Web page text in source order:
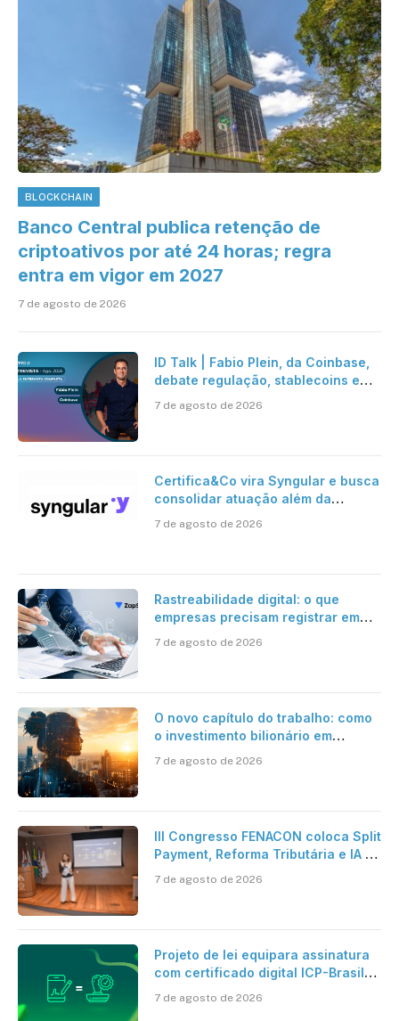
BLOCKCHAIN
Banco Central publica retenção de
criptoativos por até 24 horas; regra
entra em vigor em 2027
7 de agosto de 2026
ID Talk | Fabio Plein, da Coinbase,
debate regulação, stablecoins e
7 de agosto de 2026
Certifica&Co vira Syngular e busca
consolidar atuação além da
7 de agosto de 2026
Rastreabilidade digital: o que
empresas precisam registrar em
7 de agosto de 2026
O novo capítulo do trabalho: como
o investimento bilionário em
verdadeira era da inteligência
7 de agosto de 2026
III Congresso FENACON coloca Split
Payment, Reforma Tributária e IA no
7 de agosto de 2026
Projeto de lei equipara assinatura
com certificado digital ICP-Brasil
cartório
7 de agosto de 2026